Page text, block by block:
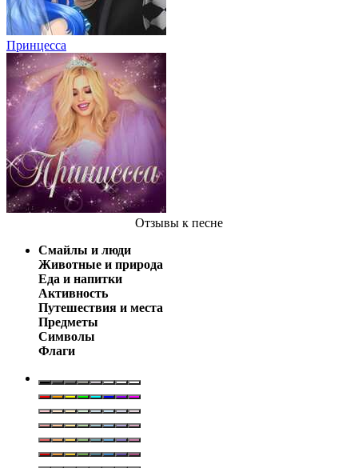
Принцесса
Отзывы к песне
Смайлы и люди
Животные и природа
Еда и напитки
Активность
Путешествия и места
Предметы
Символы
Флаги